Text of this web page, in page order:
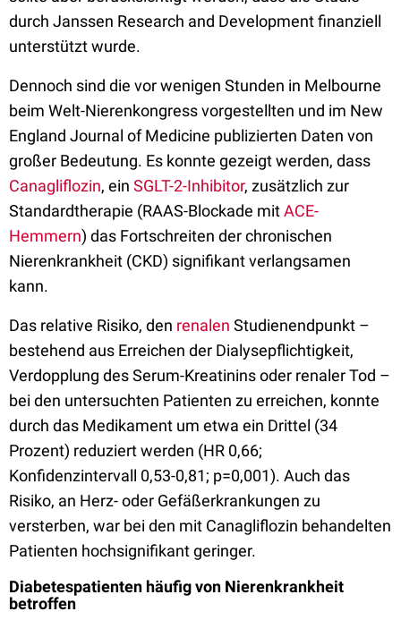
durch Janssen Research and Development finanziell
unterstützt wurde.
Dennoch sind die vor wenigen Stunden in Melbourne
beim Welt-Nierenkongress vorgestellten und im New
England Journal of Medicine publizierten Daten von
großer Bedeutung. Es konnte gezeigt werden, dass
Canagliflozin, ein SGLT-2-Inhibitor, zusätzlich zur
Standardtherapie (RAAS-Blockade mitACE-
Hemmern) das Fortschreiten der chronischen
Nierenkrankheit (CKD) signifikant verlangsamen
kann.
Das relative Risiko, den renalen Studienendpunkt –
bestehend aus Erreichen der Dialysepflichtigkeit,
Verdopplung des Serum-Kreatinins oder renaler Tod –
bei den untersuchten Patienten zu erreichen, konnte
durch das Medikament um etwa ein Drittel (34
Prozent) reduziert werden (HR 0,66;
Konfidenzintervall 0,53-0,81; p=0,001). Auch das
Risiko, an Herz- oder Gefäßerkrankungen zu
versterben, war bei den mit Canagliflozin behandelten
Patienten hochsignifikant geringer.
Diabetespatienten häufig von Nierenkrankheit
betroffen